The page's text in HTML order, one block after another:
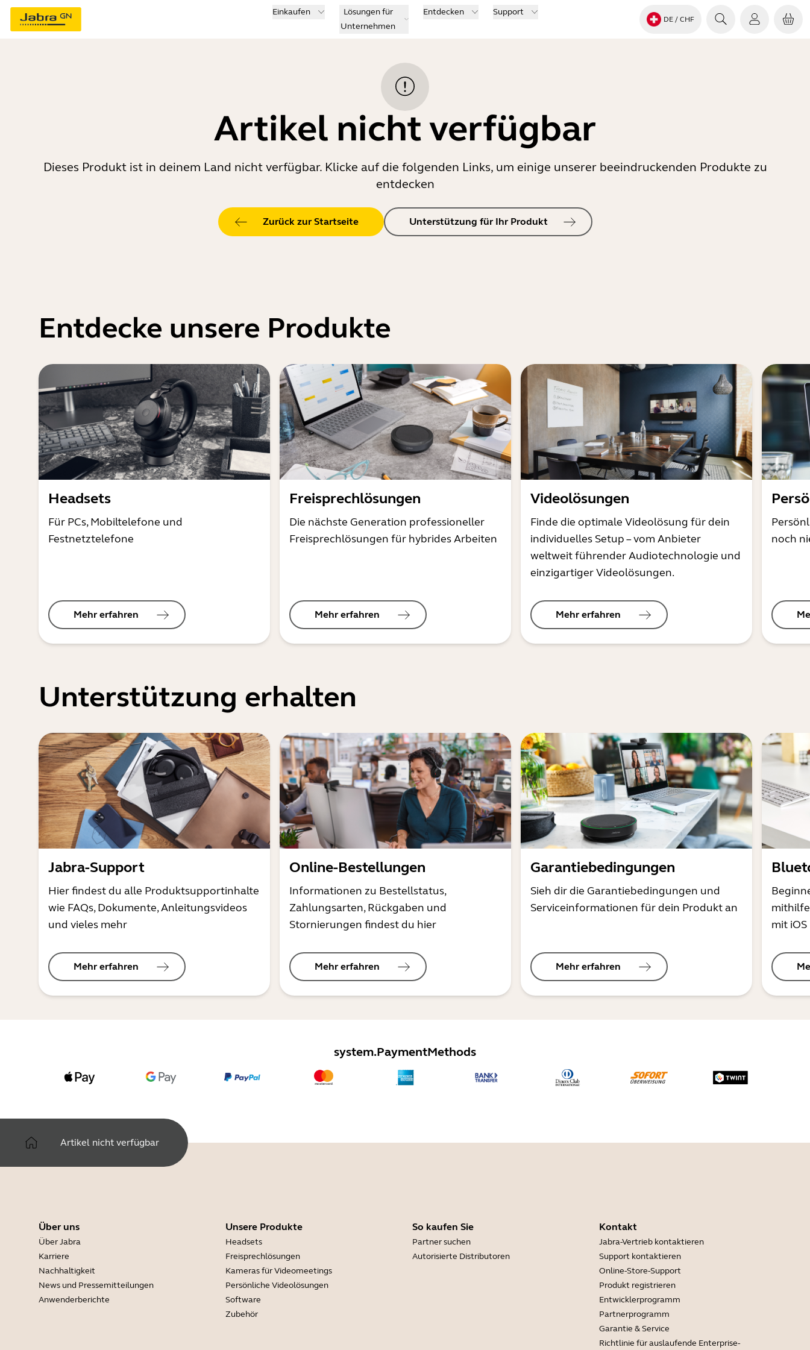
Einkaufen
Lösungen für
Unternehmen
Entdecken Support
DE / CHF
Artikel nicht verfügbar
Dieses Produkt ist in deinem Land nicht verfügbar. Klicke auf die folgenden Links, um einige unserer beeindruckenden Produkte zu
entdecken
Zurück zur Startseite Unterstützung für Ihr Produkt
Entdecke unsere Produkte
Headsets
Für PCs, Mobiltelefone und
Festnetztelefone
Mehr erfahren
Freisprechlösungen
Die nächste Generation professioneller
Freisprechlösungen für hybrides Arbeiten
Mehr erfahren
Videolösungen
Finde die optimale Videolösung für dein
individuelles Setup – vom Anbieter
weltweit führender Audiotechnologie und
einzigartiger Videolösungen.
Mehr erfahren
noch
Unterstützung erhalten
Jabra-Support
Hier findest du alle Produktsupportinhalte
wie FAQs, Dokumente, Anleitungsvideos
und vieles mehr
Mehr erfahren
Online-Bestellungen
Informationen zu Bestellstatus,
Zahlungsarten, Rückgaben und
Stornierungen findest du hier
Mehr erfahren
Garantiebedingungen
Sieh dir die Garantiebedingungen und
Serviceinformationen für dein Produkt an
Mehr erfahren
mit
system.PaymentMethods
Artikel nicht verfügbar
Über uns
Über Jabra
Karriere
Nachhaltigkeit
News und Pressemitteilungen
Anwenderberichte
Unsere Produkte
Headsets
Freisprechlösungen
Kameras für Videomeetings
Persönliche Videolösungen
Software
Zubehör
So kaufen Sie
Partner suchen
Autorisierte Distributoren
Kontakt
Jabra-Vertrieb kontaktieren
Support kontaktieren
Online-Store-Support
Produkt registrieren
Entwicklerprogramm
Partnerprogramm
Garantie & Service
Richtlinie für auslaufende Enterprise-